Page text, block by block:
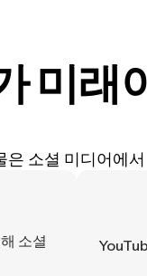
미래
은 소셜 미디어에
소셜